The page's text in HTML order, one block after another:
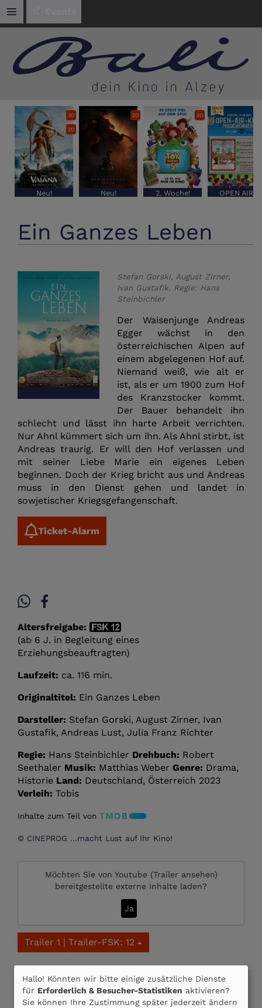
3D
2D
Neu!
2D
Neu!
3D
2. Woche! OPEN AIR
Ein Ganzes Leben
Stefan Gorski, August Zirner,
Ivan Gustafik, Regie: Hans
Steinbichler
Der Waisenjunge Andreas
Egger wächst in den
österreichischen Alpen auf
einem abgelegenen Hof auf.
Niemand weiß, wie alt er
ist, als er um 1900 zum Hof
des Kranzstocker kommt.
Der Bauer behandelt ihn
schlecht und lässt ihn harte Arbeit verrichten.
Nur Ahnl kümmert sich um ihn. Als Ahnl stirbt, ist
Andreas traurig. Er will den Hof verlassen und
mit seiner Liebe Marie ein eigenes Leben
beginnen. Doch der Krieg bricht aus und Andreas
muss in den Dienst gehen und landet in
sowjetischer Kriegsgefangenschaft.
Ticket-Alarm
Altersfreigabe:
(ab 6 J. in Begleitung eines
Erziehungsbeauftragten)
Laufzeit: ca. 116 min.
Originaltitel: Ein Ganzes Leben
Darsteller: Stefan Gorski, August Zirner, Ivan
Gustafik, Andreas Lust, Julia Franz Richter
Regie: Hans Steinbichler Drehbuch: Robert
Seethaler Musik: Matthias Weber Genre: Drama,
Historie Land: Deutschland, Österreich 2023
Verleih: Tobis
Inhalte zum Teil von
© CINEPROG ...macht Lust auf Ihr Kino!
Möchten Sie von Youtube (Trailer ansehen)
bereitgestellte externe Inhalte laden?
Ja
Trailer 1 | Trailer-FSK: 12
Kommentare
★★ ★★★ 11
Hallo! Könnten wir bitte einige zusätzliche Dienste
für Erforderlich & Besucher-Statistiken aktivieren?
Sie können Ihre Zustimmung später jederzeit ändern